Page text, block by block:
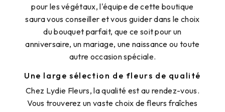
pour les végétaux, l'équipe de cette boutique
saura vous conseiller et vous guider dans le choix
du bouquet parfait, que ce soit pour un
anniversaire, un mariage, une naissance ou toute
autre occasion spéciale.
Une large sélection de fleurs de qualité
Chez Lydie Fleurs, la qualité est au rendez-vous.
Vous trouverez un vaste choix de fleurs fraîches